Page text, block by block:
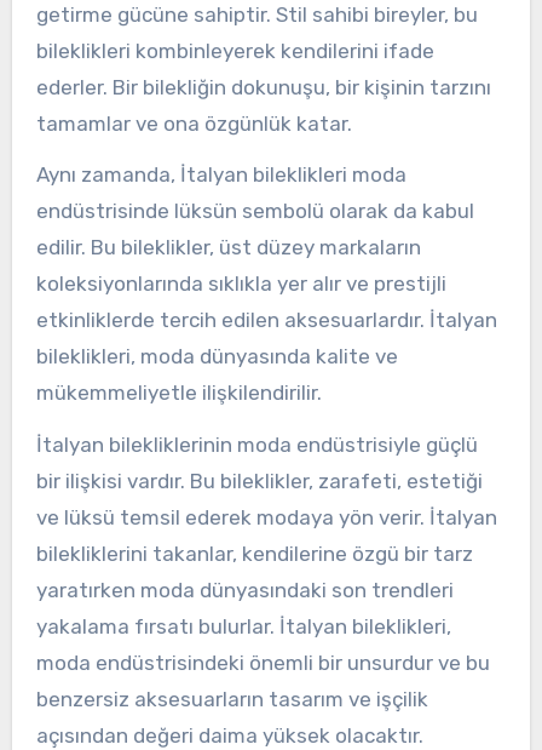
getirme gücüne sahiptir. Stil sahibi bireyler, bu
bileklikleri kombinleyerek kendilerini ifade
ederler. Bir bilekliğin dokunuşu, bir kişinin tarzını
tamamlar ve ona özgünlük katar.
Aynı zamanda, İtalyan bileklikleri moda
endüstrisinde lüksün sembolü olarak da kabul
edilir. Bu bileklikler, üst düzey markaların
koleksiyonlarında sıklıkla yer alır ve prestijli
etkinliklerde tercih edilen aksesuarlardır. İtalyan
bileklikleri, moda dünyasında kalite ve
mükemmeliyetle ilişkilendirilir.
İtalyan bilekliklerinin moda endüstrisiyle güçlü
bir ilişkisi vardır. Bu bileklikler, zarafeti, estetiği
ve lüksü temsil ederek modaya yön verir. İtalyan
bilekliklerini takanlar, kendilerine özgü bir tarz
yaratırken moda dünyasındaki son trendleri
yakalama fırsatı bulurlar. İtalyan bileklikleri,
moda endüstrisindeki önemli bir unsurdur ve bu
benzersiz aksesuarların tasarım ve işçilik
açısından değeri daima yüksek olacaktır.